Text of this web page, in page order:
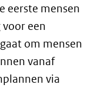
eerste mensen
een
om mensen
vanaf
via